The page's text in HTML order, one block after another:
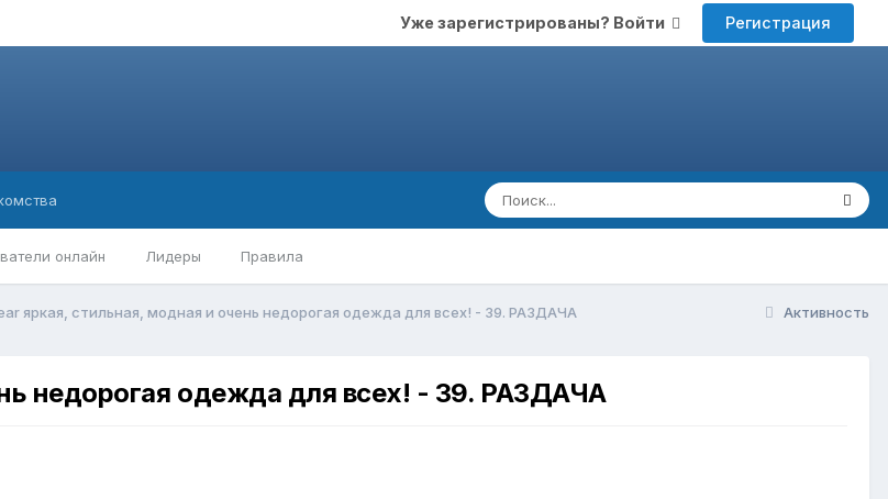
Уже зарегистрированы? Войти Регистрация
онлайн Лидеры Правила
Активность
яркая, стильная, модная и очень недорогая одежда для всех! - 39. РАЗДАЧА
недорогая одежда для всех! - 39. РАЗДАЧА